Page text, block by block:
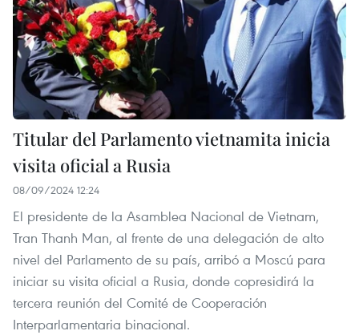
Titular del Parlamento vietnamita inicia
visita oficial a Rusia
08/09/2024 12:24
El presidente de la Asamblea Nacional de Vietnam,
Tran Thanh Man, al frente de una delegación de alto
nivel del Parlamento de su país, arribó a Moscú para
iniciar su visita oficial a Rusia, donde copresidirá la
tercera reunión del Comité de Cooperación
Interparlamentaria binacional.